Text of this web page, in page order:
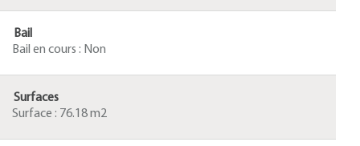
Bail
Bail en cours : Non
Surfaces
Surface : 76.18 m2